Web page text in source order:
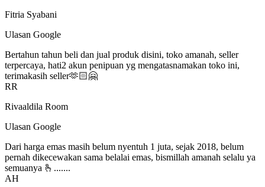
Fitria Syabani
Ulasan Google
Bertahun tahun beli dan jual produk disini, toko amanah, seller
terpercaya, hati2 akun penipuan yg mengatasnamakan toko ini,
terimakasih seller🫶🏻🤗
RR
Rivaaldila Room
Ulasan Google
Dari harga emas masih belum nyentuh 1 juta, sejak 2018, belum
pernah dikecewakan sama belalai emas, bismillah amanah selalu ya
semuanya 🫰.......
AH